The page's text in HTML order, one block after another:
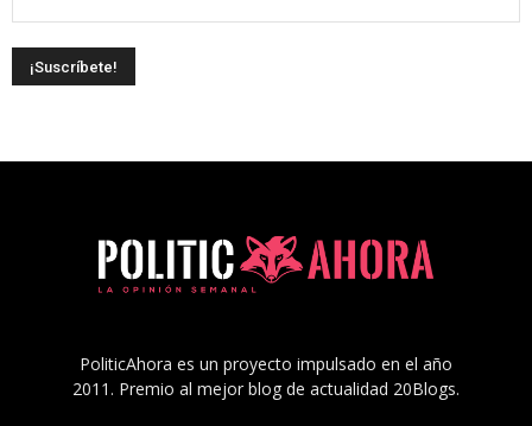
PoliticAhora es un proyecto impulsado en el año
2011. Premio al mejor blog de actualidad 20Blogs.